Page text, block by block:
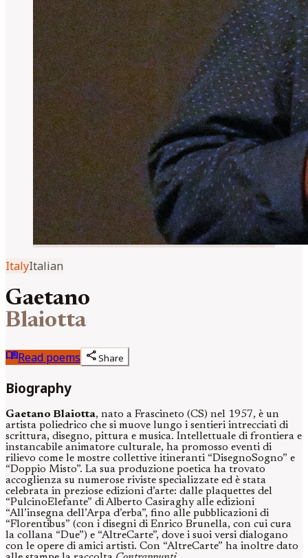
ItalyItalian
Gaetano
Blaiotta
menu_bookRead poems shareShare
Biography
Gaetano Blaiotta, nato a Frascineto (CS) nel 1957, è un
artista poliedrico che si muove lungo i sentieri intrecciati di
scrittura, disegno, pittura e musica. Intellettuale di frontiera e
instancabile animatore culturale, ha promosso eventi di
rilievo come le mostre collettive itineranti “DisegnoSogno” e
“Doppio Misto”. La sua produzione poetica ha trovato
accoglienza su numerose riviste specializzate ed è stata
celebrata in preziose edizioni d’arte: dalle plaquettes del
“PulcinoElefante” di Alberto Casiraghy alle edizioni
“All’insegna dell’Arpa d’erba”, fino alle pubblicazioni di
“Florentibus” (con i disegni di Enrico Brunella, con cui cura
la collana “Due”) e “AltreCarte”, dove i suoi versi dialogano
con le opere di amici artisti. Con “AltreCarte” ha inoltre dato